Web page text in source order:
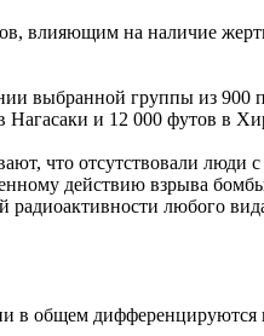
влияющим на наличие
выбранной группы из 900
Нагасаки и 12 000 футов в
что отсутствовали люди
действию взрыва
радиоактивности любого
в общем дифференцируются